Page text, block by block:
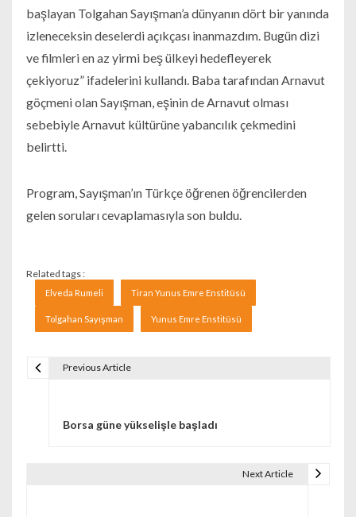
başlayan Tolgahan Sayışman’a dünyanın dört bir yanında
izleneceksin deselerdi açıkçası inanmazdım. Bugün dizi
ve filmleri en az yirmi beş ülkeyi hedefleyerek
çekiyoruz” ifadelerini kullandı. Baba tarafından Arnavut
göçmeni olan Sayışman, eşinin de Arnavut olması
sebebiyle Arnavut kültürüne yabancılık çekmedini
belirtti.
Program, Sayışman’ın Türkçe öğrenen öğrencilerden
gelen soruları cevaplamasıyla son buldu.
Related tags :
Elveda Rumeli Tiran Yunus Emre Enstitüsü
Tolgahan Sayışman Yunus Emre Enstitüsü
Previous Article
Borsa güne yükselişle başladı
Next Article